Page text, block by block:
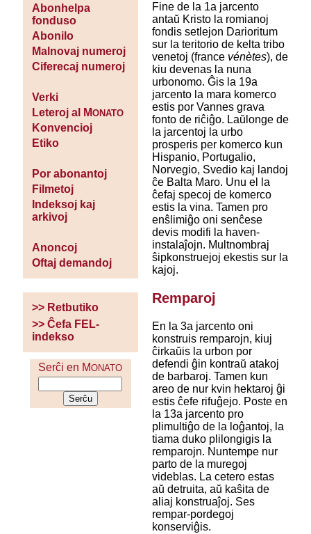
Abonhelpa
fonduso
Abonilo
Malnovaj numeroj
Ciferecaj numeroj
Verki
Leteroj al MONATO
Konvencioj
Etiko
Por abonantoj
Filmetoj
Indeksoj kaj
arkivoj
Anoncoj
Oftaj demandoj
>> Retbutiko
>> Ĉefa FEL-
indekso
Serĉi en MONATO
Fine de la 1a jarcento
antaŭ Kristo la romianoj
fondis setlejon Darioritum
sur la teritorio de kelta tribo
venetoj (france vénètes), de
kiu devenas la nuna
urbonomo. Ĝis la 19a
jarcento la mara komerco
estis por Vannes grava
fonto de riĉiĝo. Laŭlonge de
la jarcentoj la urbo
prosperis per komerco kun
Hispanio, Portugalio,
Norvegio, Svedio kaj landoj
ĉe Balta Maro. Unu el la
ĉefaj specoj de komerco
estis la vina. Tamen pro
enŝlimiĝo oni senĉese
devis modifi la haven-
instalaĵojn. Multnombraj
ŝipkonstruejoj ekestis sur la
kajoj.
Remparoj
En la 3a jarcento oni
konstruis remparojn, kiuj
ĉirkaŭis la urbon por
defendi ĝin kontraŭ atakoj
de barbaroj. Tamen kun
areo de nur kvin hektaroj ĝi
estis ĉefe rifuĝejo. Poste en
la 13a jarcento pro
plimultiĝo de la loĝantoj, la
tiama duko plilongigis la
remparojn. Nuntempe nur
parto de la muregoj
videblas. La cetero estas
aŭ detruita, aŭ kaŝita de
aliaj konstruaĵoj. Ses
rempar-pordegoj
konserviĝis.